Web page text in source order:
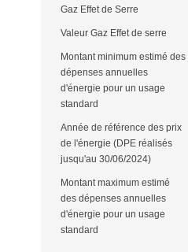
Gaz Effet de Serre
Valeur Gaz Effet de serre
Montant minimum estimé des
dépenses annuelles
d'énergie pour un usage
standard
Année de référence des prix
de l'énergie (DPE réalisés
jusqu'au 30/06/2024)
Montant maximum estimé
des dépenses annuelles
d'énergie pour un usage
standard